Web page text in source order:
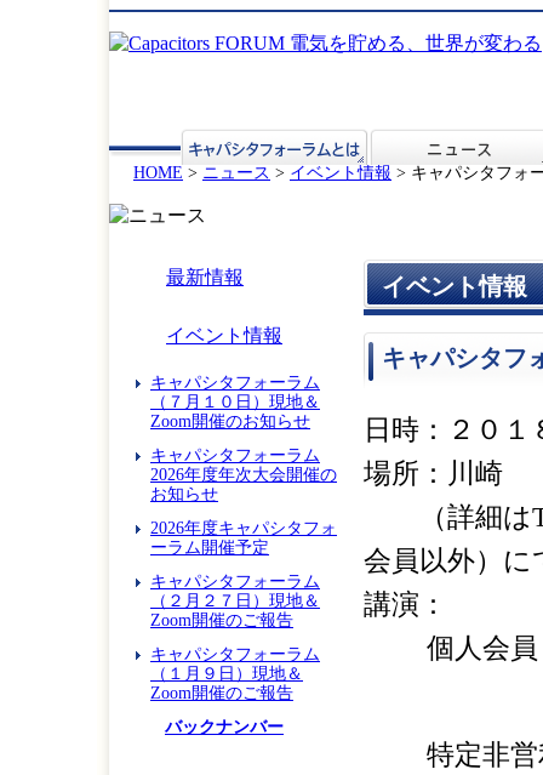
HOME > ニュース > イベント情報 > キャパシタフォ
イベント情報
キャパシタフ
日時：２０
場所：川崎
（詳細は
会員以外）
講演：
個人会員
特定非営
最新情報
イベント情報
キャパシタフォーラム
（７月１０日）現地＆
Zoom開催のお知らせ
キャパシタフォーラム
2026年度年次大会開催の
お知らせ
2026年度キャパシタフォ
ーラム開催予定
キャパシタフォーラム
（２月２７日）現地＆
Zoom開催のご報告
キャパシタフォーラム
（１月９日）現地＆
Zoom開催のご報告
バックナンバー